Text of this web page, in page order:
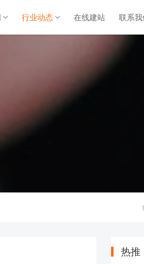
行业动态 在线建站 联系我
热推